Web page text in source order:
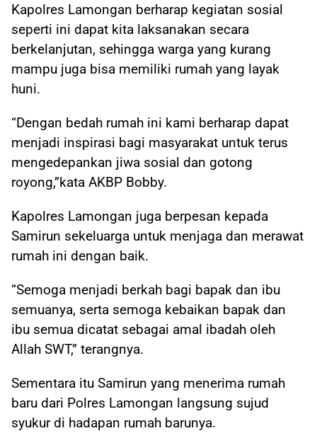
Kapolres Lamongan berharap kegiatan sosial
seperti ini dapat kita laksanakan secara
berkelanjutan, sehingga warga yang kurang
mampu juga bisa memiliki rumah yang layak
huni.
“Dengan bedah rumah ini kami berharap dapat
menjadi inspirasi bagi masyarakat untuk terus
mengedepankan jiwa sosial dan gotong
royong,”kata AKBP Bobby.
Kapolres Lamongan juga berpesan kepada
Samirun sekeluarga untuk menjaga dan merawat
rumah ini dengan baik.
“Semoga menjadi berkah bagi bapak dan ibu
semuanya, serta semoga kebaikan bapak dan
ibu semua dicatat sebagai amal ibadah oleh
Allah SWT,” terangnya.
Sementara itu Samirun yang menerima rumah
baru dari Polres Lamongan langsung sujud
syukur di hadapan rumah barunya.